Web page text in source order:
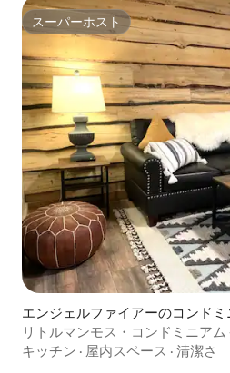
スーパーホスト
スーパーホスト
エンジェルファイアーのコンドミ
リトルマンモス・コンドミニア
または自転車で行けます！
キッチン · 屋内スペース · 清潔さ